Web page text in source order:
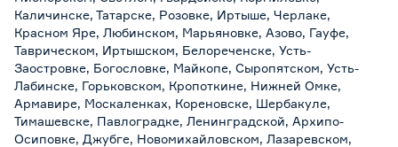
Каличинске, Татарске, Розовке, Иртыше, Черлаке,
Красном Яре, Любинском, Марьяновке, Азово, Гауфе,
Таврическом, Иртышском, Белореченске, Усть-
Заостровке, Богословке, Майкопе, Сыропятском, Усть-
Лабинске, Горьковском, Кропоткине, Нижней Омке,
Армавире, Москаленках, Кореновске, Шербакуле,
Тимашевске, Павлоградке, Ленинградской, Архипо-
Осиповке, Джубге, Новомихайловском, Лазаревском,